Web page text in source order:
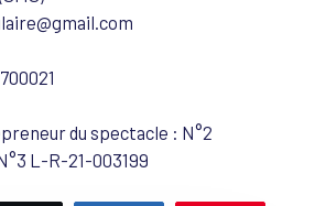
du spectacle : N°2
L-R-21-003199